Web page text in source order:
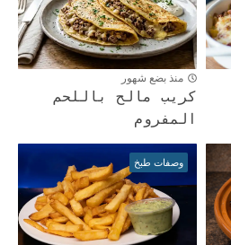
منذ بضع شهور
كريب مالح باللحم
المفروم
وصفات طبخ